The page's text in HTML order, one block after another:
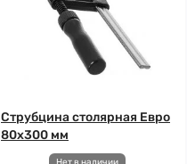
Струбцина столярная Евро
80x300 мм